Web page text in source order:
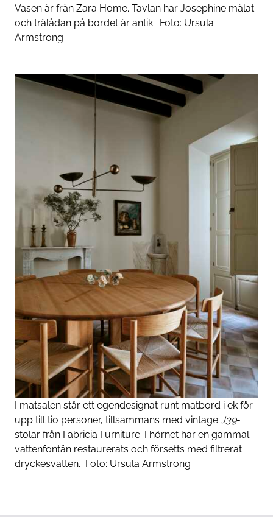
Vasen är från Zara Home. Tavlan har ­Josephine målat
och trälådan på bordet är antik. Foto: Ursula
Armstrong
I matsalen står ett egendesignat runt matbord i ek för
upp till tio personer, tillsammans med vintage J39-
stolar från Fabricia Furniture. I hörnet har en gammal
vattenfontän restaurerats och försetts med filtrerat
dryckesvatten. Foto: Ursula Armstrong